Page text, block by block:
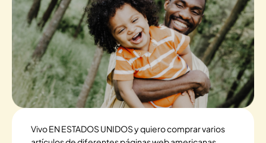
Vivo EN ESTADOS UNIDOS y quiero comprar varios